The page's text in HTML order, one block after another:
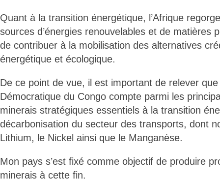
Quant à la transition énergétique, l’Afrique
sources d’énergies renouvelables et de matières
de contribuer à la mobilisation des alternatives
énergétique et écologique.
De ce point de vue, il est important de relever
Démocratique du Congo compte parmi les
minerais stratégiques essentiels à la transition
décarbonisation du secteur des transports, dont
Lithium, le Nickel ainsi que le Manganèse.
Mon pays s’est fixé comme objectif de produire
minerais à cette fin.